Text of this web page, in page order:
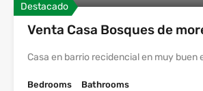
Destacado
Venta Casa Bosques de
Casa en barrio recidencial en muy buen
Bedrooms
Bathrooms